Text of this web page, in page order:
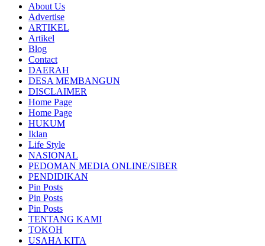
About Us
Advertise
ARTIKEL
Artikel
Blog
Contact
DAERAH
DESA MEMBANGUN
DISCLAIMER
Home Page
Home Page
HUKUM
Iklan
Life Style
NASIONAL
PEDOMAN MEDIA ONLINE/SIBER
PENDIDIKAN
Pin Posts
Pin Posts
Pin Posts
TENTANG KAMI
TOKOH
USAHA KITA